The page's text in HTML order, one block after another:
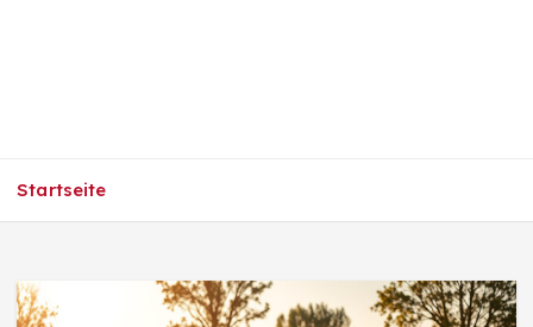
Startseite